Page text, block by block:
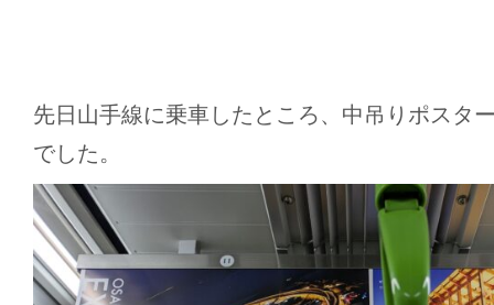
先日山手線に乗車したところ、中吊りポスタ
でした。